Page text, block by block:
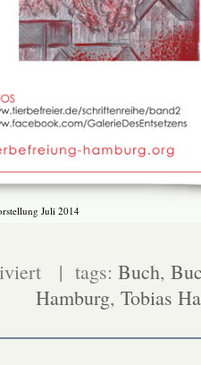
Juli 2014
Buchvorstellung
und
Ausstellung
| tags: Buch,
Hamburg, Tobias